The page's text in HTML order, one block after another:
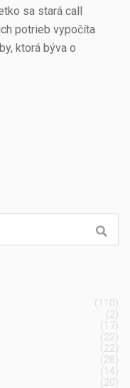
sa stará call
potrieb vypočíta
ktorá býva o
(110)
(2)
(17)
(22)
(22)
(28)
(14)
(20)